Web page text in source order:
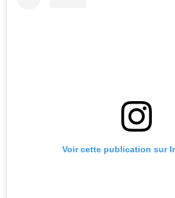
Voir cette publication sur